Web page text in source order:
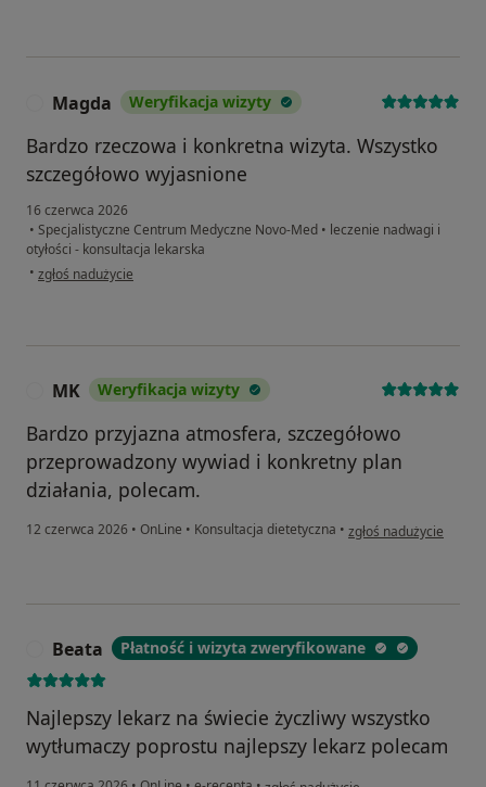
Magda Weryfikacja wizyty
Bardzo rzeczowa i konkretna wizyta. Wszystko
szczegółowo wyjasnione
16 czerwca 2026
• Specjalistyczne Centrum Medyczne Novo-Med • leczenie nadwagi i
otyłości - konsultacja lekarska
• w opinii użytkownika Magda
zgłoś nadużycie
MK Weryfikacja wizyty
Bardzo przyjazna atmosfera, szczegółowo
przeprowadzony wywiad i konkretny plan
działania, polecam.
12 czerwca 2026 • OnLine • Konsultacja dietetyczna • w opinii użytkownika
zgłoś nadużycie
Beata Płatność i wizyta zweryfikowane
Najlepszy lekarz na świecie życzliwy wszystko
wytłumaczy poprostu najlepszy lekarz polecam
w opinii użytkownika Beata